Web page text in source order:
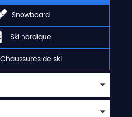
Snowboard
Ski nordique
Chaussures de ski